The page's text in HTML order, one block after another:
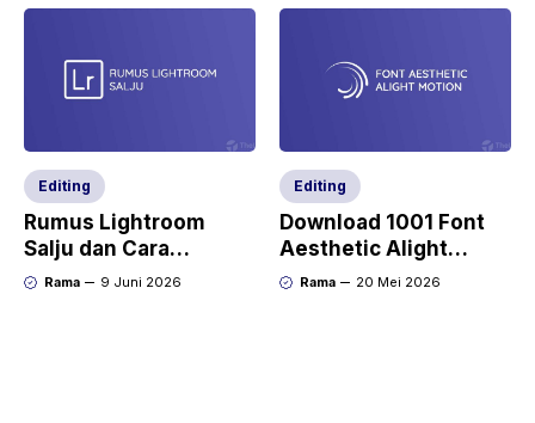
Editing
Rumus Lightroom
Salju dan Cara
Mengeditnya di Picsay
Rama 9 Juni 2026
Editing
Download 1001 Font
Aesthetic Alight
Motion Lengkap!
Rama 20 Mei 2026